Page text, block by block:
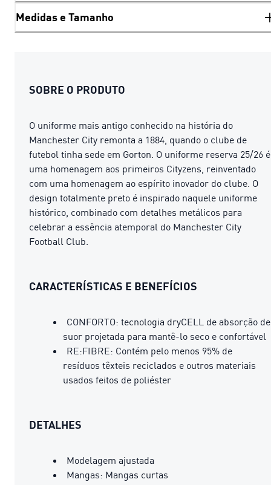
Medidas e Tamanho
SOBRE O PRODUTO
O uniforme mais antigo conhecido na história do
Manchester City remonta a 1884, quando o clube de
futebol tinha sede em Gorton. O uniforme reserva 25/26 é
uma homenagem aos primeiros Cityzens, reinventado
com uma homenagem ao espírito inovador do clube. O
design totalmente preto é inspirado naquele uniforme
histórico, combinado com detalhes metálicos para
celebrar a essência atemporal do Manchester City
Football Club.
CARACTERÍSTICAS E BENEFÍCIOS
CONFORTO: tecnologia dryCELL de absorção de
suor projetada para mantê-lo seco e confortável
RE:FIBRE: Contém pelo menos 95% de
resíduos têxteis reciclados e outros materiais
usados ​​feitos de poliéster
DETALHES
Modelagem ajustada
Mangas: Mangas curtas